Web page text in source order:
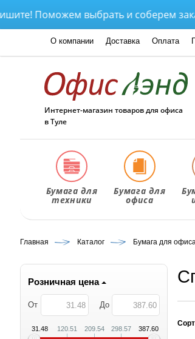
Поможем выбрать и соберем заказ за
О компании Доставка Оплата
Интернет-магазин товаров для офиса
в Туле
Бумага для
техники
Бумага для
офиса
Главная Каталог Бумага для
Розничная цена
От До
31.48 120.51 209.54 298.57 387.60